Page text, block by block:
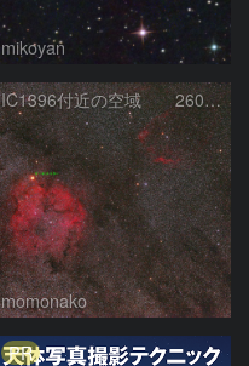
mikoyan
IC1396付近の空域 260720
momonako
PR